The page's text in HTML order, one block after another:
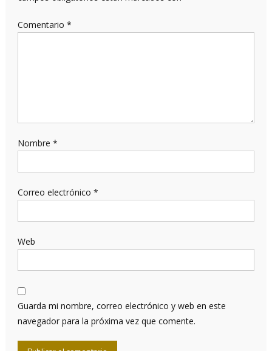
Comentario *
Nombre *
Correo electrónico *
Web
Guarda mi nombre, correo electrónico y web en este
navegador para la próxima vez que comente.